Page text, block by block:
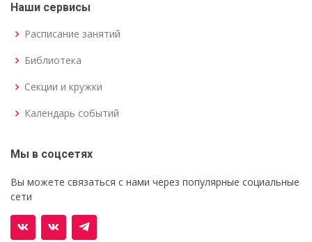
Наши сервисы
Расписание занятий
Библиотека
Секции и кружки
Календарь событий
Мы в соцсетях
Вы можете связаться с нами через популярные социальные
сети